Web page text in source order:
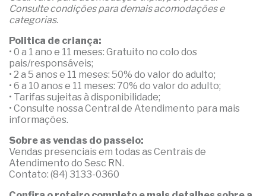
Consulte condições para demais acomodações e
categorias.
Politica de criança:
• 0 a 1 ano e 11 meses: Gratuito no colo dos
pais/responsáveis;
• 2 a 5 anos e 11 meses: 50% do valor do adulto;
• 6 a 10 anos e 11 meses: 70% do valor do adulto;
• Tarifas sujeitas à disponibilidade;
• Consulte nossa Central de Atendimento para mais
informações.
Sobre as vendas do passeio:
Vendas presenciais em todas as Centrais de
Atendimento do Sesc RN.
Contato: (84) 3133-0360